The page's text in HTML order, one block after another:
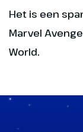
Het is een
Marvel
World.